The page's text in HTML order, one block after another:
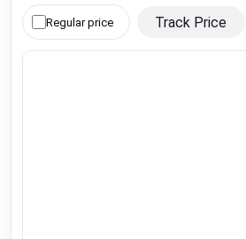
Regular price Track Price